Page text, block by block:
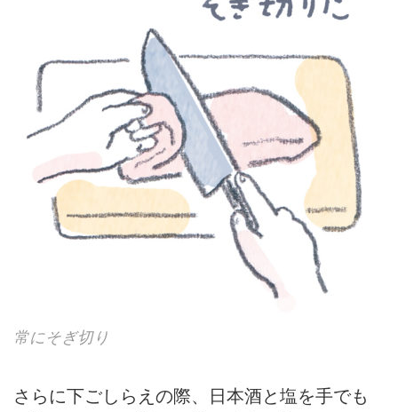
常にそぎ切り
さらに下ごしらえの際、日本酒と塩を手でも